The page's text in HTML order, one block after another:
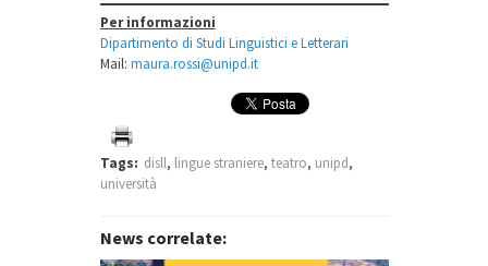
Per informazioni
Dipartimento di Studi Linguistici e Letterari
Mail: maura.rossi@unipd.it
Tags: disll, lingue straniere, teatro, unipd,
università
News correlate: